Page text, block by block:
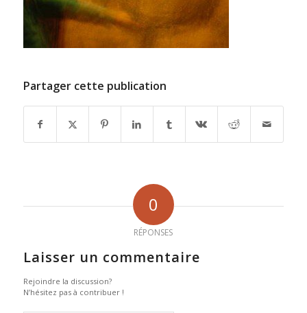
Partager cette publication
0
RÉPONSES
Laisser un commentaire
Rejoindre la discussion?
N’hésitez pas à contribuer !